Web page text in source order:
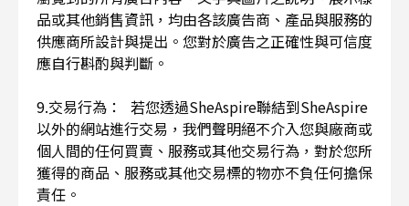
品或其他銷售資訊，均由各該廣告商、產品與服務的
供應商所設計與提出。您對於廣告之正確性與可信度
應自行斟酌與判斷。
9.交易行為： 若您透過SheAspire聯結到SheAspire
以外的網站進行交易，我們聲明絕不介入您與廠商或
個人間的任何買賣、服務或其他交易行為，對於您所
獲得的商品、服務或其他交易標的物亦不負任何擔保
責任。